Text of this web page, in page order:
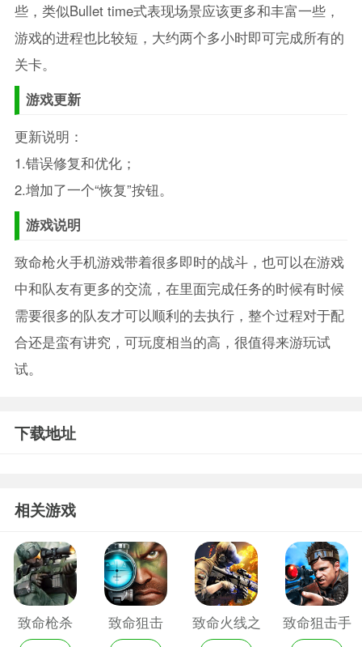
些，类似Bullet time式表现场景应该更多和丰富一些，
游戏的进程也比较短，大约两个多小时即可完成所有的
关卡。
游戏更新
更新说明：
1.错误修复和优化；
2.增加了一个“恢复”按钮。
游戏说明
致命枪火手机游戏带着很多即时的战斗，也可以在游戏
中和队友有更多的交流，在里面完成任务的时候有时候
需要很多的队友才可以顺利的去执行，整个过程对于配
合还是蛮有讲究，可玩度相当的高，很值得来游玩试
试。
下载地址
相关游戏
致命枪杀
致命狙击
致命火线之
致命狙击手